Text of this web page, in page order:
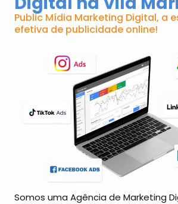
Public Mídia Marketing Digital, a
efetiva de publicidade online!
Somos uma Agência de Marketing